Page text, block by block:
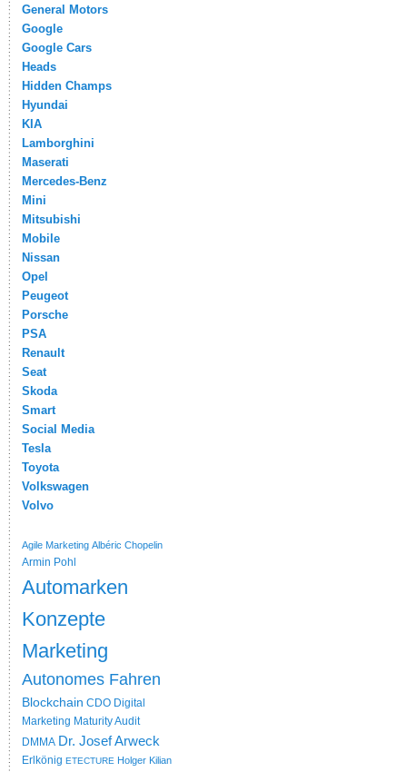
General Motors
Google
Google Cars
Heads
Hidden Champs
Hyundai
KIA
Lamborghini
Maserati
Mercedes-Benz
Mini
Mitsubishi
Mobile
Nissan
Opel
Peugeot
Porsche
PSA
Renault
Seat
Skoda
Smart
Social Media
Tesla
Toyota
Volkswagen
Volvo
Agile Marketing Albéric Chopelin
Armin Pohl
Automarken
Konzepte
Marketing
Autonomes Fahren
Blockchain CDO
Digital
Marketing Maturity Audit
DMMA Dr. Josef Arweck
Erlkönig ETECTURE Holger Kilian